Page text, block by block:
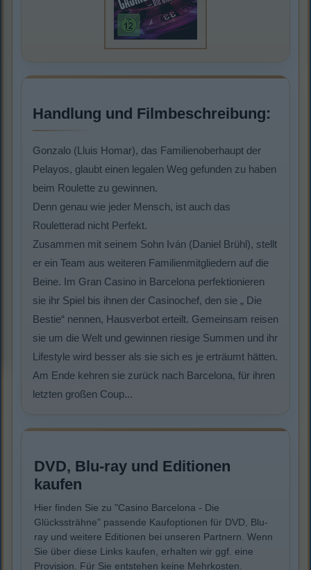
Handlung und Filmbeschreibung:
Gonzalo (Lluis Homar), das Familienoberhaupt der
Pelayos, glaubt einen legalen Weg gefunden zu haben
beim Roulette zu gewinnen.
Denn genau wie jeder Mensch, ist auch das
Rouletterad nicht Perfekt.
Zusammen mit seinem Sohn Iván (Daniel Brühl), stellt
er ein Team aus weiteren Familienmitgliedern auf die
Beine. Im Gran Casino in Barcelona perfektionieren
sie ihr Spiel bis ihnen der Casinochef, den sie „ Die
Bestie“ nennen, Hausverbot erteilt. Gemeinsam reisen
sie um die Welt und gewinnen riesige Summen und ihr
Lifestyle wird besser als sie sich es je erträumt hätten.
Am Ende kehren sie zurück nach Barcelona, für ihren
letzten großen Coup...
DVD, Blu-ray und Editionen
kaufen
Hier finden Sie zu "Casino Barcelona - Die
Glückssträhne" passende Kaufoptionen für DVD, Blu-
ray und weitere Editionen bei unseren Partnern. Wenn
Sie über diese Links kaufen, erhalten wir ggf. eine
Provision. Für Sie entstehen keine Mehrkosten.